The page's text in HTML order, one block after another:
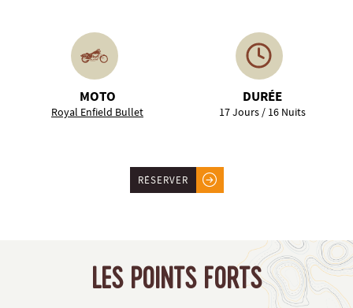
MOTO
Royal Enfield Bullet
DURÉE
17 Jours / 16 Nuits
RÉSERVER
LES POINTS FORTS